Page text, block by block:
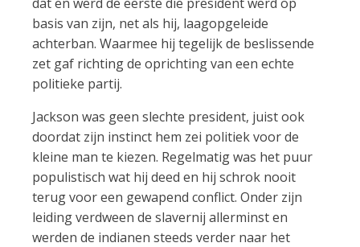
basis van zijn, net als hij, laagopgeleide
achterban. Waarmee hij tegelijk de beslissende
zet gaf richting de oprichting van een echte
politieke partij.
Jackson was geen slechte president, juist ook
doordat zijn instinct hem zei politiek voor de
kleine man te kiezen. Regelmatig was het puur
populistisch wat hij deed en hij schrok nooit
terug voor een gewapend conflict. Onder zijn
leiding verdween de slavernij allerminst en
werden de indianen steeds verder naar het